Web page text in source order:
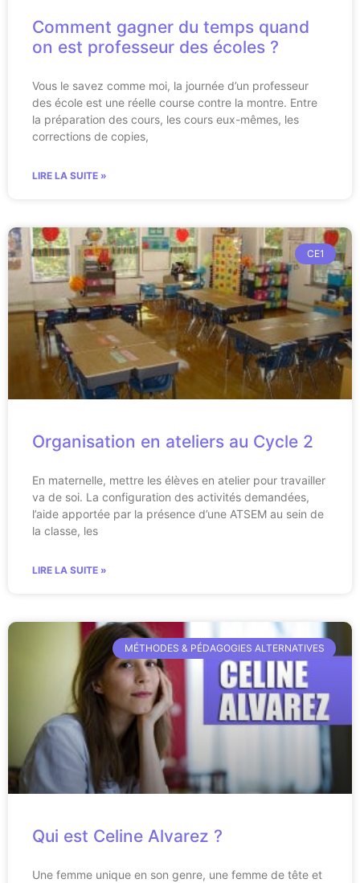
Comment gagner du temps quand
on est professeur des écoles ?
Vous le savez comme moi, la journée d’un professeur
des école est une réelle course contre la montre. Entre
la préparation des cours, les cours eux-mêmes, les
corrections de copies,
LIRE LA SUITE »
CE1
Organisation en ateliers au Cycle 2
En maternelle, mettre les élèves en atelier pour travailler
va de soi. La configuration des activités demandées,
l’aide apportée par la présence d’une ATSEM au sein de
la classe, les
LIRE LA SUITE »
MÉTHODES & PÉDAGOGIES ALTERNATIVES
Qui est Celine Alvarez ?
Une femme unique en son genre, une femme de tête et